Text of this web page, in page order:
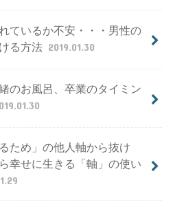
ているか不安・・・男性の
る方法 2019.01.30
のお風呂、卒業のタイミン
るため」の他人軸から抜け
幸せに生きる「軸」の使い